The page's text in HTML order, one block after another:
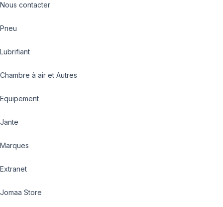
Nous contacter
Pneu
Lubrifiant
Chambre à air et Autres
Equipement
Jante
Marques
Extranet
Jomaa Store